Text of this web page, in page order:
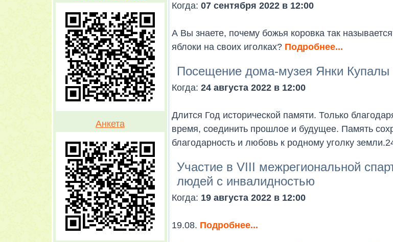
Анкета
Когда: 07 сентября 2022 в 12:00
А Вы знаете, почему божья коровка так
яблоки на своих иголках? Подробнее...
Посещение дома-музея Янки Купалы
Когда: 24 августа 2022 в 12:00
Длится Год исторической памяти. Только
время, соединить прошлое и будущее. Память
благодарность и любовь к родному уголку
Участие в VIII межрегиональной
людей с инвалидностью
Когда: 19 августа 2022 в 12:00
19.08. Подробнее...